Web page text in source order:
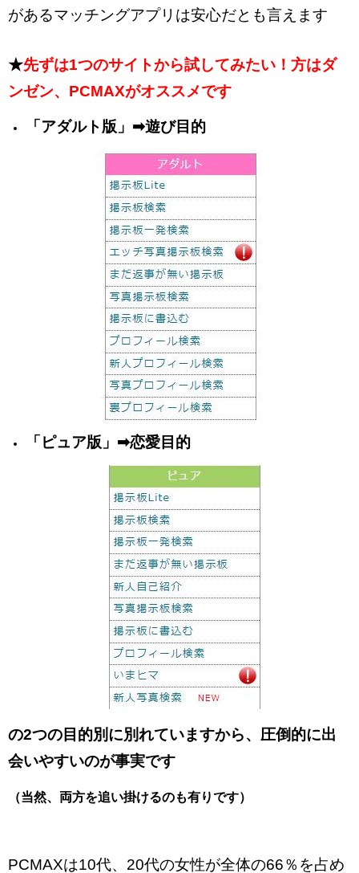
があるマッチングアプリは安心だとも言えます
★先ずは1つのサイトから試してみたい！方はダ
ンゼン、PCMAXがオススメです
「アダルト版」➡遊び目的
「ピュア版」➡恋愛目的
の2つの目的別に別れていますから、圧倒的に出
会いやすいのが事実です
（当然、両方を追い掛けるのも有りです）
PCMAXは10代、20代の女性が全体の66％を占め